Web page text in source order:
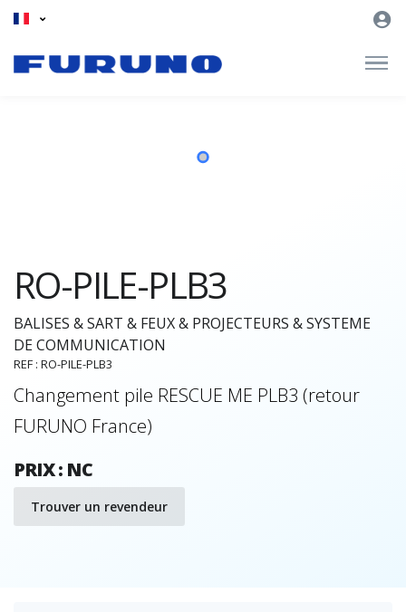
RO-PILE-PLB3
BALISES & SART & FEUX & PROJECTEURS & SYSTEME
DE COMMUNICATION
REF : RO-PILE-PLB3
Changement pile RESCUE ME PLB3 (retour
FURUNO France)
PRIX : NC
Trouver un revendeur